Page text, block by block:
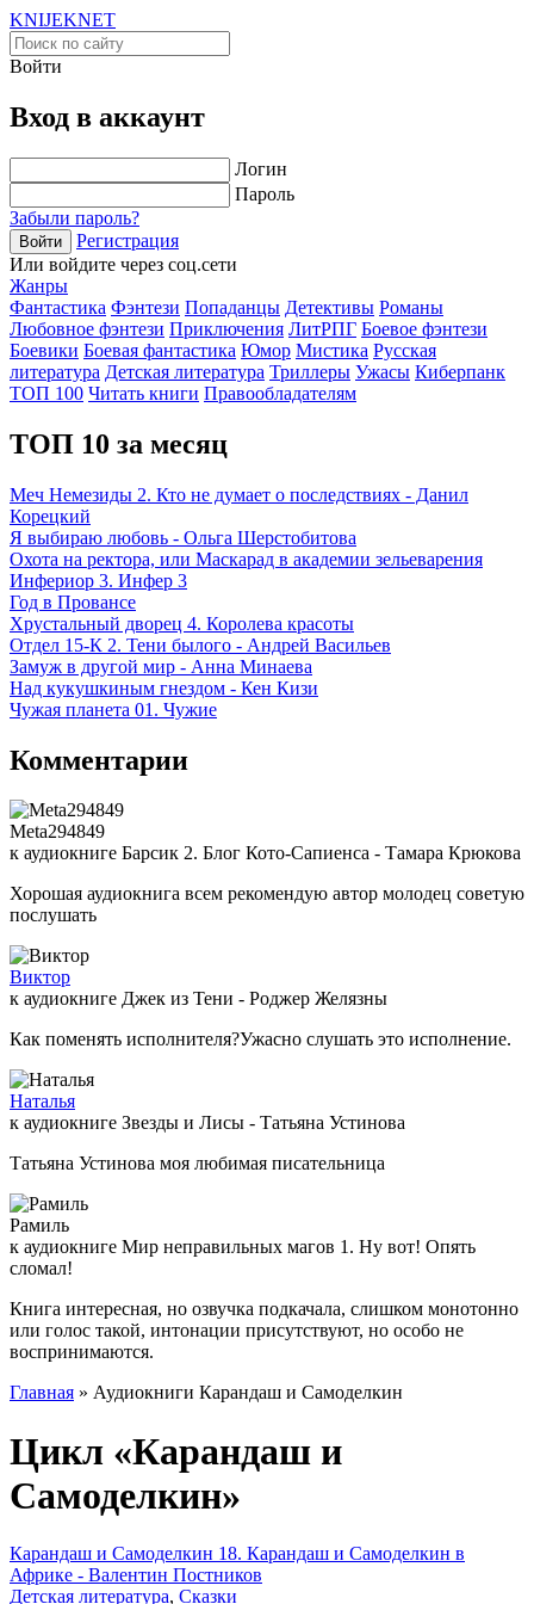
KNIJEKNET
Войти
Вход в аккаунт
Логин
Пароль
Забыли пароль?
Войти
Регистрация
Или войдите через соц.сети
Жанры
Фантастика Фэнтези Попаданцы Детективы Романы
Любовное фэнтези Приключения ЛитРПГ Боевое фэнтези
Боевики Боевая фантастика Юмор Мистика Русская
литература Детская литература Триллеры Ужасы Киберпанк
ТОП 100 Читать книги Правообладателям
ТОП 10 за месяц
Меч Немезиды 2. Кто не думает о последствиях - Данил
Корецкий
Я выбираю любовь - Ольга Шерстобитова
Охота на ректора, или Маскарад в академии зельеварения
Инфериор 3. Инфер 3
Год в Провансе
Хрустальный дворец 4. Королева красоты
Отдел 15-К 2. Тени былого - Андрей Васильев
Замуж в другой мир - Анна Минаева
Над кукушкиным гнездом - Кен Кизи
Чужая планета 01. Чужие
Комментарии
Meta294849
к аудиокниге Барсик 2. Блог Кото-Сапиенса - Тамара Крюкова
Хорошая аудиокнига всем рекомендую автор молодец советую
послушать
Виктор
к аудиокниге Джек из Тени - Роджер Желязны
Как поменять исполнителя?Ужасно слушать это исполнение.
Наталья
к аудиокниге Звезды и Лисы - Татьяна Устинова
Татьяна Устинова моя любимая писательница
Рамиль
к аудиокниге Мир неправильных магов 1. Ну вот! Опять
сломал!
Книга интересная, но озвучка подкачала, слишком монотонно
или голос такой, интонации присутствуют, но особо не
воспринимаются.
Главная » Аудиокниги Карандаш и Самоделкин
Цикл «Карандаш и
Самоделкин»
Карандаш и Самоделкин 18. Карандаш и Самоделкин в
Африке - Валентин Постников
Детская литература, Сказки